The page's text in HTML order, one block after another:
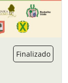
Finalizado